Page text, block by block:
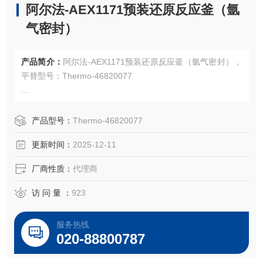
阿尔法-AEX1171预装还原反应釜（氩
气密封）
产品简介： 阿尔法-AEX1171预装还原反应釜（氩气密封），
平替型号：Thermo-46820077
AEX1171预装还原反应釜（氩气密封）
OEM 零件号
产品型号： Thermo-46820077
更新时间： 2025-12-11
厂商性质： 代理商
访 问 量 ： 923
服务热线
020-88800787